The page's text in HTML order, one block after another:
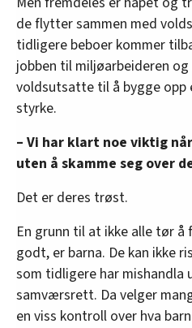
de flytter sammen med
tidligere beboer kommer
jobben til miljøarbeideren
voldsutsatte til å bygge opp
styrke.
– Vi har klart noe viktig
uten å skamme seg over
Det er deres trøst.
En grunn til at ikke alle tør
godt, er barna. De kan ikke
som tidligere har mishandla
samværsrett. Da velger
en viss kontroll over hva